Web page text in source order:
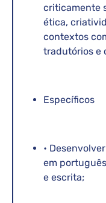
criticamente
ética,
contextos
tradutórios e
Específicos
•
em
e escrita;